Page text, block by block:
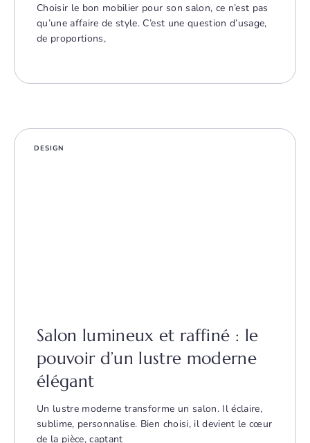
Choisir le bon mobilier pour son salon, ce n’est pas
qu’une affaire de style. C’est une question d’usage,
de proportions,
DESIGN
Salon lumineux et raffiné : le
pouvoir d’un lustre moderne
élégant
Un lustre moderne transforme un salon. Il éclaire,
sublime, personnalise. Bien choisi, il devient le cœur
de la pièce, captant